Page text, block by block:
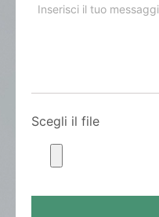
Scegli il file